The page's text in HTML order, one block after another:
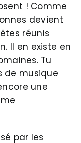
! Comme
devient
réunis
Il en existe en
Tu
de musique
une
par les